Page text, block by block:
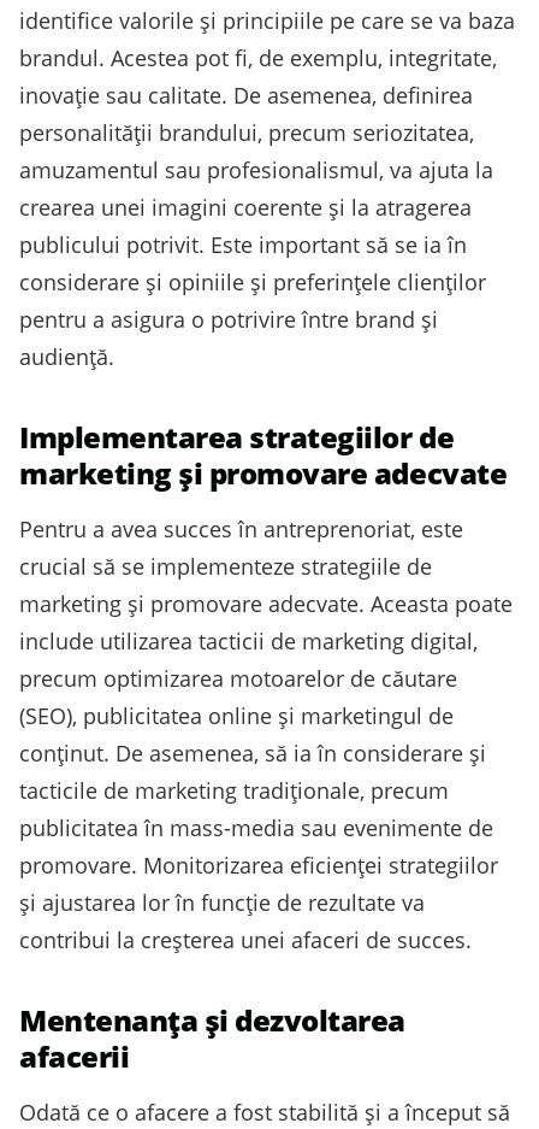
identifice valorile și principiile pe care se va baza
brandul. Acestea pot fi, de exemplu, integritate,
inovație sau calitate. De asemenea, definirea
personalității brandului, precum seriozitatea,
amuzamentul sau profesionalismul, va ajuta la
crearea unei imagini coerente și la atragerea
publicului potrivit. Este important să se ia în
considerare și opiniile și preferințele clienților
pentru a asigura o potrivire între brand și
audiență.
Implementarea strategiilor de
marketing și promovare adecvate
Pentru a avea succes în antreprenoriat, este
crucial să se implementeze strategiile de
marketing și promovare adecvate. Aceasta poate
include utilizarea tacticii de marketing digital,
precum optimizarea motoarelor de căutare
(SEO), publicitatea online și marketingul de
conținut. De asemenea, să ia în considerare și
tacticile de marketing tradiționale, precum
publicitatea în mass-media sau evenimente de
promovare. Monitorizarea eficienței strategiilor
și ajustarea lor în funcție de rezultate va
contribui la creșterea unei afaceri de succes.
Mentenanța și dezvoltarea
afacerii
Odată ce o afacere a fost stabilită și a început să